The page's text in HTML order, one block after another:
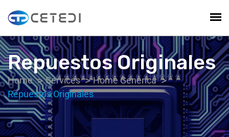
Repuestos Originales
Home Services
Home Generica
Repuestos Originales